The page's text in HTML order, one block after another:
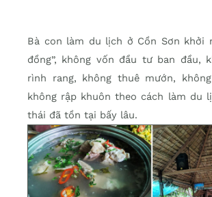
Bà con làm du lịch ở Cồn Sơn khởi
đồng”, không vốn đầu tư ban đầu,
rình rang, không thuê mướn,
không rập khuôn theo cách làm du
thái đã tồn tại bấy lâu.